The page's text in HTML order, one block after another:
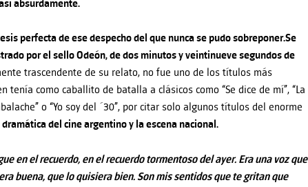
absurdamente.
perfecta de ese despecho del que nunca se pudo sobreponer.Se
por el sello Odeón, de dos minutos y veintinueve segundos de
trascendente de su relato, no fue uno de los títulos más
tenía como caballito de batalla a clásicos como “Se dice de mí”, “La
o “Yo soy del ´30”, por citar solo algunos títulos del enorme
dramática del cine argentino y la escena nacional.
en el recuerdo, en el recuerdo tormentoso del ayer. Era una voz que
buena, que lo quisiera bien. Son mis sentidos que te gritan que